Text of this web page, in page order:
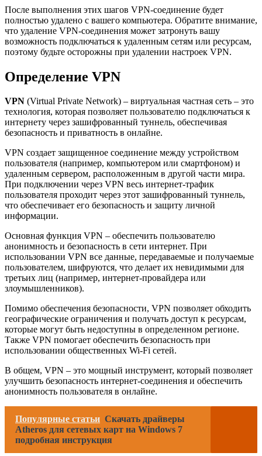
После выполнения этих шагов VPN-соединение будет
полностью удалено с вашего компьютера. Обратите внимание,
что удаление VPN-соединения может затронуть вашу
возможность подключаться к удаленным сетям или ресурсам,
поэтому будьте осторожны при удалении настроек VPN.
Определение VPN
VPN (Virtual Private Network) – виртуальная частная сеть – это
технология, которая позволяет пользователю подключаться к
интернету через зашифрованный туннель, обеспечивая
безопасность и приватность в онлайне.
VPN создает защищенное соединение между устройством
пользователя (например, компьютером или смартфоном) и
удаленным сервером, расположенным в другой части мира.
При подключении через VPN весь интернет-трафик
пользователя проходит через этот зашифрованный туннель,
что обеспечивает его безопасность и защиту личной
информации.
Основная функция VPN – обеспечить пользователю
анонимность и безопасность в сети интернет. При
использовании VPN все данные, передаваемые и получаемые
пользователем, шифруются, что делает их невидимыми для
третьих лиц (например, интернет-провайдера или
злоумышленников).
Помимо обеспечения безопасности, VPN позволяет обходить
географические ограничения и получать доступ к ресурсам,
которые могут быть недоступны в определенном регионе.
Также VPN помогает обеспечить безопасность при
использовании общественных Wi-Fi сетей.
В общем, VPN – это мощный инструмент, который позволяет
улучшить безопасность интернет-соединения и обеспечить
анонимность пользователя в онлайне.
Популярные статьи Скачать драйверы
Atheros для сетевых карт на Windows 7
подробная инструкция